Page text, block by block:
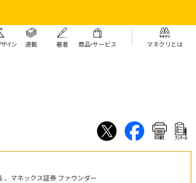
イン 連載 著者 商品・サービス マネクリとは
印刷 ｱﾝｹｰﾄ
、マネックス証券 ファウンダー